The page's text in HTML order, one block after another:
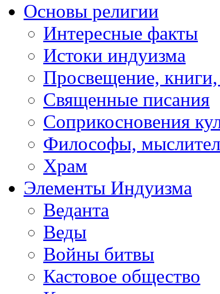
Основы религии
Интересные факты
Истоки индуизма
Просвещение, книги,
Священные писания
Соприкосновения
Философы,
Храм
Элементы Индуизма
Веданта
Веды
Войны битвы
Кастовое общество